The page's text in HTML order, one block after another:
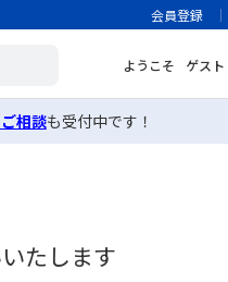
会員登録
ようこそ ゲスト
相談も受付中です！
たします